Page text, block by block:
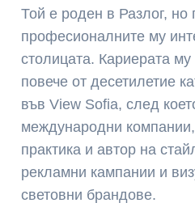
Той е роден в Разлог, но
професионалните му
столицата. Кариерата
повече от десетилетие
във View Sofia, след
международни
практика и автор на
рекламни кампании и
световни брандове.